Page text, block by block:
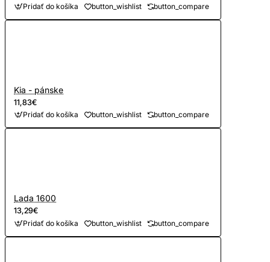
Pridať do košíka button_wishlist button_compare
Kia - pánske
11,83€
Pridať do košíka button_wishlist button_compare
Lada 1600
13,29€
Pridať do košíka button_wishlist button_compare